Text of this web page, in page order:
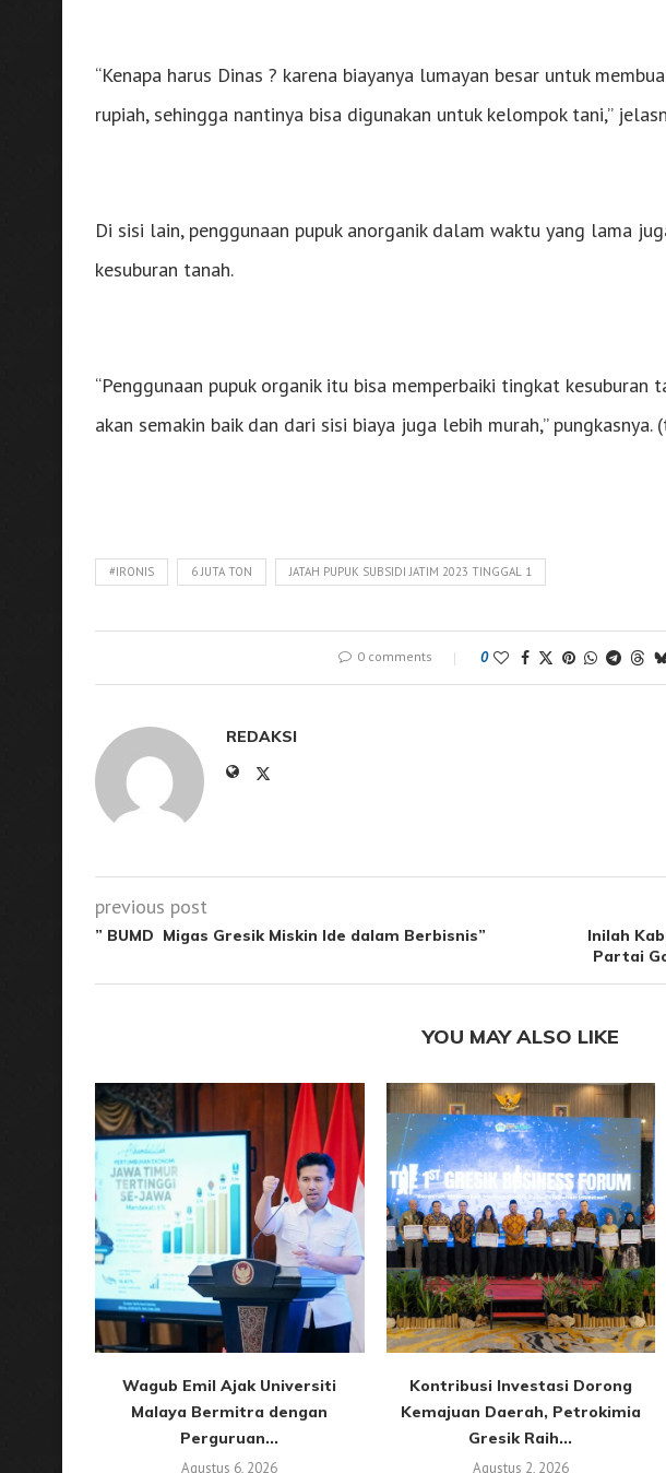
“Kenapa harus Dinas ? karena biayanya lumayan besar untuk
rupiah, sehingga nantinya bisa digunakan untuk kelompok tani,”
Di sisi lain, penggunaan pupuk anorganik dalam waktu yang lama
kesuburan tanah.
“Penggunaan pupuk organik itu bisa memperbaiki tingkat kesuburan
akan semakin baik dan dari sisi biaya juga lebih murah,” pungkasnya.
#IRONIS 6 JUTA TON JATAH PUPUK SUBSIDI JATIM 2023 TINGGAL 1
0 comments 0
REDAKSI
previous post
” BUMD Migas Gresik Miskin Ide dalam Berbisnis”
Inilah
Partai
YOU MAY ALSO LIKE
Wagub Emil Ajak Universiti
Malaya Bermitra dengan
Perguruan...
Agustus 6, 2026
Kontribusi Investasi Dorong
Kemajuan Daerah, Petrokimia
Gresik Raih...
Agustus 2, 2026